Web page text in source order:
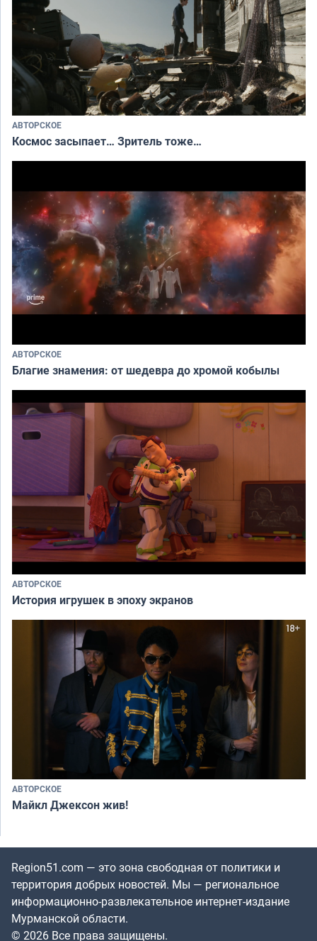
АВТОРСКОЕ
Космос засыпает… Зритель тоже…
АВТОРСКОЕ
Благие знамения: от шедевра до хромой кобылы
АВТОРСКОЕ
История игрушек в эпоху экранов
АВТОРСКОЕ
Майкл Джексон жив!
Region51.com — это зона свободная от политики и
территория добрых новостей. Мы — региональное
информационно-развлекательное интернет-издание
Мурманской области.
© 2026 Все права защищены.